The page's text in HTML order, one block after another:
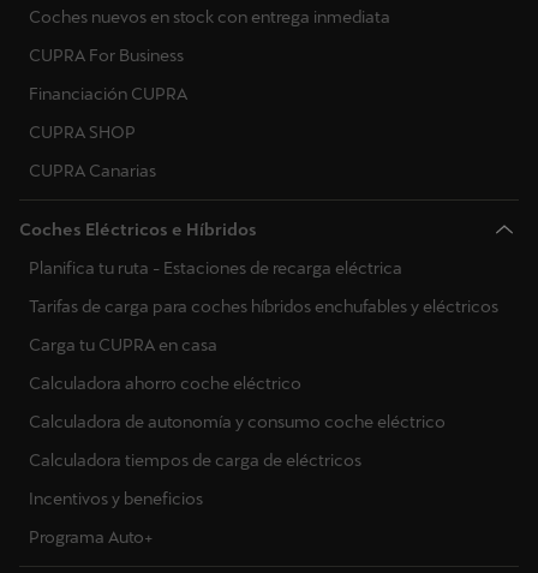
Coches nuevos en stock con entrega inmediata
CUPRA For Business
Financiación CUPRA
CUPRA SHOP
CUPRA Canarias
Coches Eléctricos e Híbridos
Planifica tu ruta - Estaciones de recarga eléctrica
Tarifas de carga para coches híbridos enchufables y eléctricos
Carga tu CUPRA en casa
Calculadora ahorro coche eléctrico
Calculadora de autonomía y consumo coche eléctrico
Calculadora tiempos de carga de eléctricos
Incentivos y beneficios
Programa Auto+